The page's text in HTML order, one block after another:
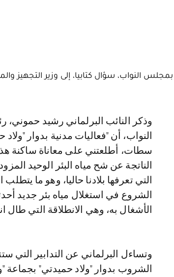
النواب، سؤال كتابيا، إلى وزير التجهيز
وذكر النائب البرلماني رشيد حموني، رئيس فريق التقدم والاشتراكية بمجلس
النواب، أن "فعاليات مدنية بدوار
سطات، أطلعتني على معاناة ساكنة
الناتجة عن شح مياه البئر الوحيد
التي تعرفها بلادنا حاليا، وهو ما
الشروع في استغلال مياه بئر جديد
الأشغال به، وهي الانطلاقة التي طال
وتساءل البرلماني عن التدابير التي
الشروب بدوار "ولاد حميدتي" بجماعة